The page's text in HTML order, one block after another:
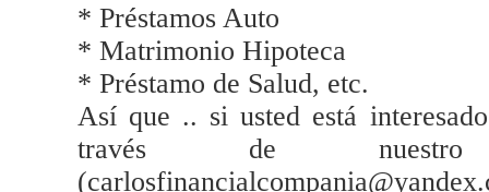
* Préstamos Auto
* Matrimonio Hipoteca
* Préstamo de Salud, etc.
Así que .. si usted está
través de nuestro